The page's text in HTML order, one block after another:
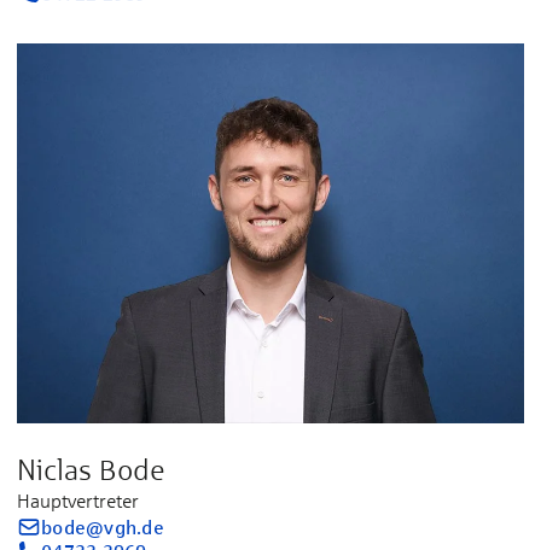
Niclas Bode
Hauptvertreter
bode@vgh.de